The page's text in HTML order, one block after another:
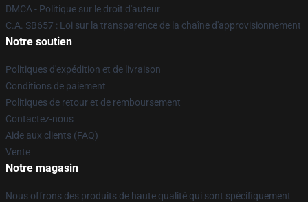
DMCA - Politique sur le droit d'auteur
C.A. SB657 : Loi sur la transparence de la chaîne d'approvisionnement
Notre soutien
Politiques d'expédition et de livraison
Conditions de paiement
Politiques de retour et de remboursement
Contactez-nous
Aide aux clients (FAQ)
Vente
Notre magasin
Nous offrons des produits de haute qualité qui sont spécifiquement